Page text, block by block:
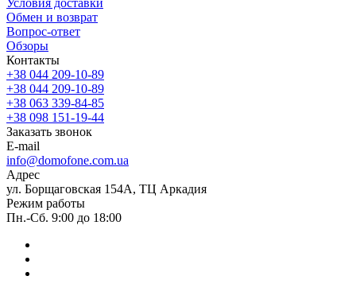
Условия доставки
Обмен и возврат
Вопрос-ответ
Обзоры
Контакты
+38 044 209-10-89
+38 044 209-10-89
+38 063 339-84-85
+38 098 151-19-44
Заказать звонок
E-mail
info@domofone.com.ua
Адрес
ул. Борщаговская 154А, ТЦ Аркадия
Режим работы
Пн.-Сб. 9:00 до 18:00